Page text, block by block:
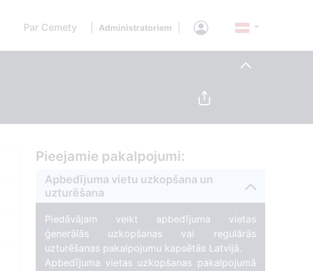
Par Cemety Administratoriem
Pieejamie pakalpojumi:
Apbedījuma vietu uzkopšana un
uzturēšana
Piedāvājam veikt apbedījuma vietas
ģenerālās uzkopšanas vai regulārās
uzturēšanas pakalpojumu kapsētās Latvijā.
Apbedījuma vietas uzkopšanas pakalpojumā